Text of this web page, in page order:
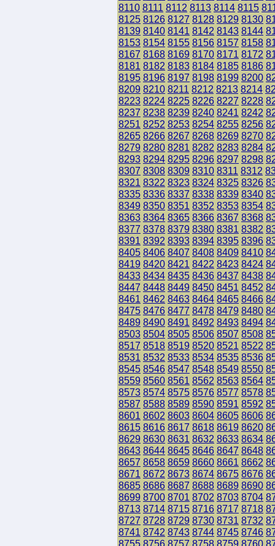
8110 8111 8112 8113 8114 8115
8125 8126 8127 8128 8129 8130
8139 8140 8141 8142 8143 8144
8153 8154 8155 8156 8157 8158
8167 8168 8169 8170 8171 8172
8181 8182 8183 8184 8185 8186
8195 8196 8197 8198 8199 8200
8209 8210 8211 8212 8213 8214
8223 8224 8225 8226 8227 8228
8237 8238 8239 8240 8241 8242
8251 8252 8253 8254 8255 8256
8265 8266 8267 8268 8269 8270
8279 8280 8281 8282 8283 8284
8293 8294 8295 8296 8297 8298
8307 8308 8309 8310 8311 8312
8321 8322 8323 8324 8325 8326
8335 8336 8337 8338 8339 8340
8349 8350 8351 8352 8353 8354
8363 8364 8365 8366 8367 8368
8377 8378 8379 8380 8381 8382
8391 8392 8393 8394 8395 8396
8405 8406 8407 8408 8409 8410
8419 8420 8421 8422 8423 8424
8433 8434 8435 8436 8437 8438
8447 8448 8449 8450 8451 8452
8461 8462 8463 8464 8465 8466
8475 8476 8477 8478 8479 8480
8489 8490 8491 8492 8493 8494
8503 8504 8505 8506 8507 8508
8517 8518 8519 8520 8521 8522
8531 8532 8533 8534 8535 8536
8545 8546 8547 8548 8549 8550
8559 8560 8561 8562 8563 8564
8573 8574 8575 8576 8577 8578
8587 8588 8589 8590 8591 8592
8601 8602 8603 8604 8605 8606
8615 8616 8617 8618 8619 8620
8629 8630 8631 8632 8633 8634
8643 8644 8645 8646 8647 8648
8657 8658 8659 8660 8661 8662
8671 8672 8673 8674 8675 8676
8685 8686 8687 8688 8689 8690
8699 8700 8701 8702 8703 8704
8713 8714 8715 8716 8717 8718
8727 8728 8729 8730 8731 8732
8741 8742 8743 8744 8745 8746
8755 8756 8757 8758 8759 8760